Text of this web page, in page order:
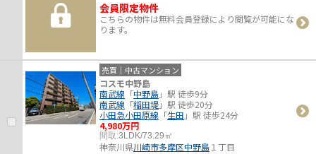
会員限定物件
こちらの物件は無料会員登録により閲覧が可能にな
ります。
売買｜中古マンション
コスモ中野島
南武線 「中野島」駅 徒歩9分
南武線 「稲田堤」駅 徒歩20分
小田急小田原線 「生田 」駅 徒歩24分
4,980万円
間取:3LDK/73.29㎡
神奈川県川崎市多摩区中野島１丁目